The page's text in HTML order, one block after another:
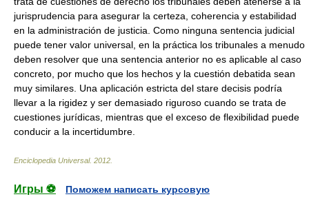
jurisprudencia para asegurar la certeza, coherencia y estabilidad
en la administración de justicia. Como ninguna sentencia judicial
puede tener valor universal, en la práctica los tribunales a menudo
deben resolver que una sentencia anterior no es aplicable al caso
concreto, por mucho que los hechos y la cuestión debatida sean
muy similares. Una aplicación estricta del stare decisis podría
llevar a la rigidez y ser demasiado riguroso cuando se trata de
cuestiones jurídicas, mientras que el exceso de flexibilidad puede
conducir a la incertidumbre.
Enciclopedia Universal. 2012
Игры ⚽
Поможем написать курсовую